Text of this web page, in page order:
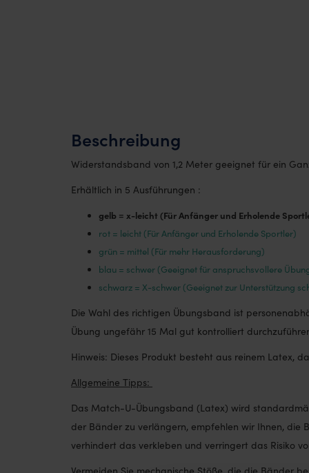
Beschreibung
Widerstandsband von 1,2 Meter geeignet für ein
Erhältlich in 5 Ausführungen :
gelb = x-leicht (Für Anfänger und Erholende
rot = leicht (Für Anfänger und Erholende Sportler)
grün = mittel (Für mehr Herausforderung)
blau = schwer (Geeignet für anspruchsvollere
schwarz = X-schwer (Geeignet zur Unterstützung
Die Wahl des richtigen Übungsband ist
Übung ungefähr 15 Mal gut kontrolliert
Hinweis: Dieses Produkt besteht aus reinem Latex,
Allgemeine Tipps:
Das Match-U-Übungsband (Latex) wird
der Bänder zu verlängern, empfehlen wir Ihnen, die
verhindert das verkleben und verringert das Risiko